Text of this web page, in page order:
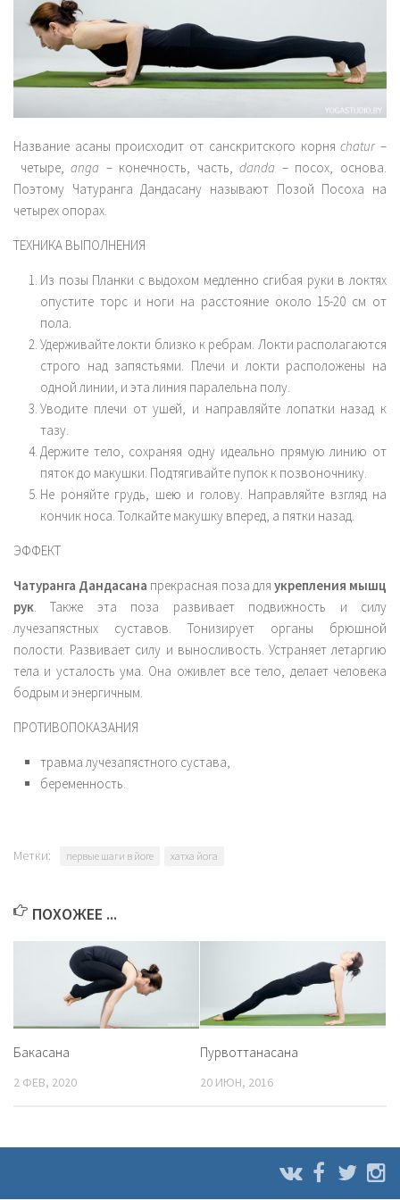
Комплексы
Мантры
Пранаямы
Блог
Еда
Путешествия
Точка зрения
Контакты
English
Название асаны происходит от санскритского корняchatur –
четыре,anga – конечность, часть,danda – посох, основа.
Поэтому Чатуранга Дандасану называют Позой Посоха на
четырех опорах.
ТЕХНИКА ВЫПОЛНЕНИЯ
Из позы Планки с выдохом медленно сгибая руки в локтях
опустите торс и ноги на расстояние около 15-20 см от
пола.
Удерживайте локти близко к ребрам. Локти располагаются
строго над запястьями. Плечи и локти расположены на
одной линии, и эта линия паралельна полу.
Уводите плечи от ушей, и направляйте лопатки назад к
тазу.
Держите тело, сохраняя одну идеально прямую линию от
пяток до макушки. Подтягивайте пупок к позвоночнику.
Не роняйте грудь, шею и голову. Направляйте взгляд на
кончик носа. Толкайте макушку вперед, а пятки назад.
ЭФФЕКТ
Чатуранга Дандасана прекрасная поза для укрепления мышц
рук. Также эта поза развивает подвижность и силу
лучезапястных суставов. Тонизирует органы брюшной
полости. Развивает силу и выносливость. Устраняет летаргию
тела и усталость ума. Она оживлет все тело, делает человека
бодрым и энергичным.
ПРОТИВОПОКАЗАНИЯ
травма лучезапястного сустава,
беременность.
Метки: первые шаги в йоге хатха йога
ПОХОЖЕЕ ...
Бакасана
2 ФЕВ, 2020
Пурвоттанасана
20 ИЮН, 2016